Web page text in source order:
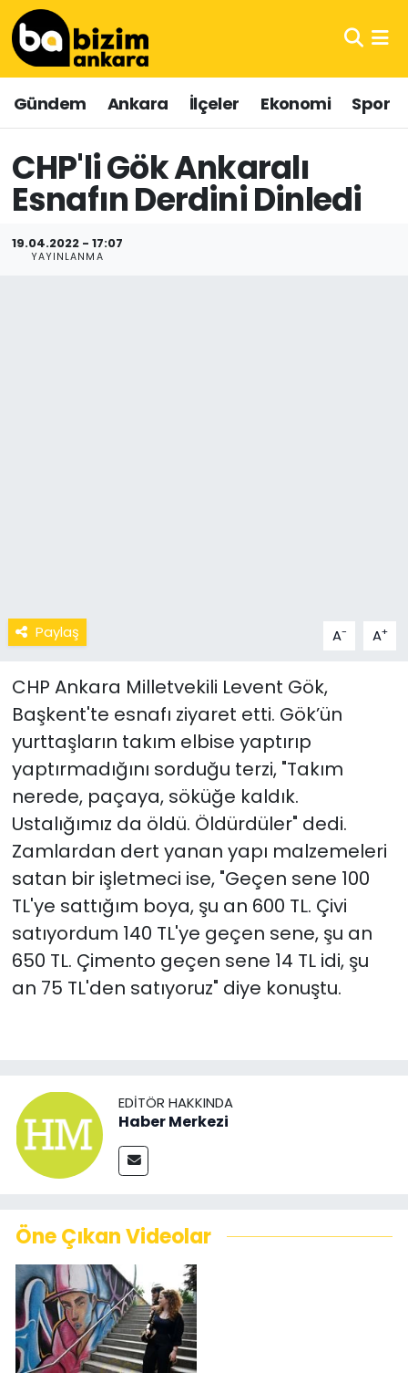
Gündem Ankara İlçeler Ekonomi Spor
CHP'li Gök Ankaralı
Esnafın Derdini Dinledi
19.04.2022 - 17:07
YAYINLANMA
Paylaş A- A+
CHP Ankara Milletvekili Levent Gök,
Başkent'te esnafı ziyaret etti. Gök’ün
yurttaşların takım elbise yaptırıp
yaptırmadığını sorduğu terzi, "Takım
nerede, paçaya, söküğe kaldık.
Ustalığımız da öldü. Öldürdüler" dedi.
Zamlardan dert yanan yapı malzemeleri
satan bir işletmeci ise, "Geçen sene 100
TL'ye sattığım boya, şu an 600 TL. Çivi
satıyordum 140 TL'ye geçen sene, şu an
650 TL. Çimento geçen sene 14 TL idi, şu
an 75 TL'den satıyoruz" diye konuştu.
EDITÖR HAKKINDA
Haber Merkezi
Öne Çıkan Videolar
Hava Durumu
Trafik Durumu
Süper Lig Puan Durumu ve Fikstür
Tüm Manşetler
Son Dakika Haberleri